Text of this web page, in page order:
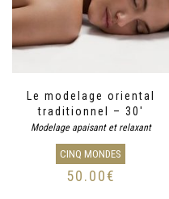
Le modelage oriental
traditionnel – 30′
Modelage apaisant et relaxant
CINQ MONDES
50.00€